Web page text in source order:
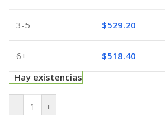
3-5 $529.20
6+ $518.40
Hay existencias
- +